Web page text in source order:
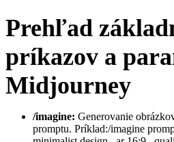
Prehľad
príkazov a
Midjourney
/imagine: Generovanie
promptu. Príklad:/imagine